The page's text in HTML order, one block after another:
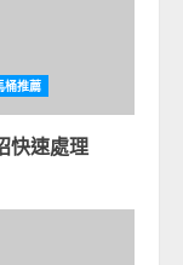
桶推薦
快速處理